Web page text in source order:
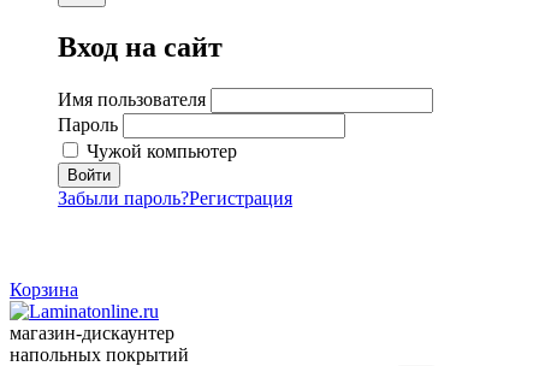
Вход на сайт
Имя пользователя
Пароль
Чужой компьютер
Забыли пароль?Регистрация
Корзина
магазин-дискаунтер
напольных покрытий